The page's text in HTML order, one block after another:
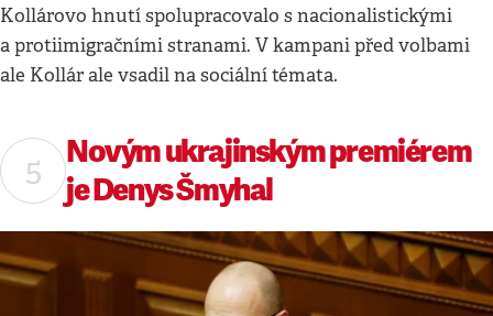
Kollárovo hnutí spolupracovalo s nacionalistickými
a protiimigračními stranami. V kampani před volbami
ale Kollár ale vsadil na sociální témata.
Novým ukrajinským premiérem
je Denys Šmyhal